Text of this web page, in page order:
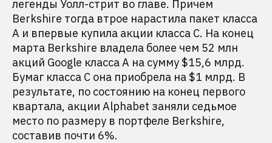
легенды Уолл-стрит во главе. Причем
Berkshire тогда втрое нарастила пакет класса
A и впервые купила акции класса C. На конец
марта Berkshire владела более чем 52 млн
акций Google класса A на сумму $15,6 млрд.
Бумаг класса С она приобрела на $1 млрд. В
результате, по состоянию на конец первого
квартала, акции Alphabet заняли седьмое
место по размеру в портфеле Berkshire,
составив почти 6%.